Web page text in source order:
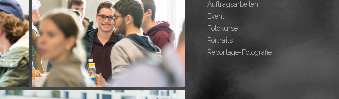
Auftragsarbeiten
Event
Fotokurse
Portraits
Reportage-Fotografie